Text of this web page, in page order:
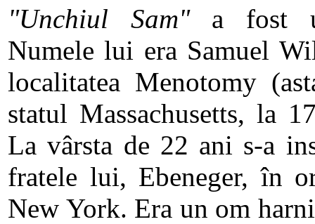
"Unchiul Sam"a fost
Numele lui era Samuel
localitatea Menotomy
statul Massachusetts, la
La vârsta de 22 ani s-a
fratele lui, Ebeneger, în
New York. Era un om